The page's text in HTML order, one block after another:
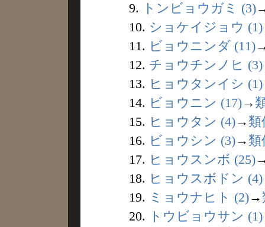
9.
トンビョウガミ (3)
10. ショケイジョウ (1)
11. ビョウニンダ (11)
12. チョウチンノヒ (3)
13. ヒョウタンイシ (1)
14. ビョウニン (17)→
15. ヒョウタン (4)→ 類
16. ビョウシン (3)→ 類
17. ヒョウスンボ (25)
18. ヒョウスボドン (4)
19. ミョウナヒト (2)→
20.
トウビョウサン (1)